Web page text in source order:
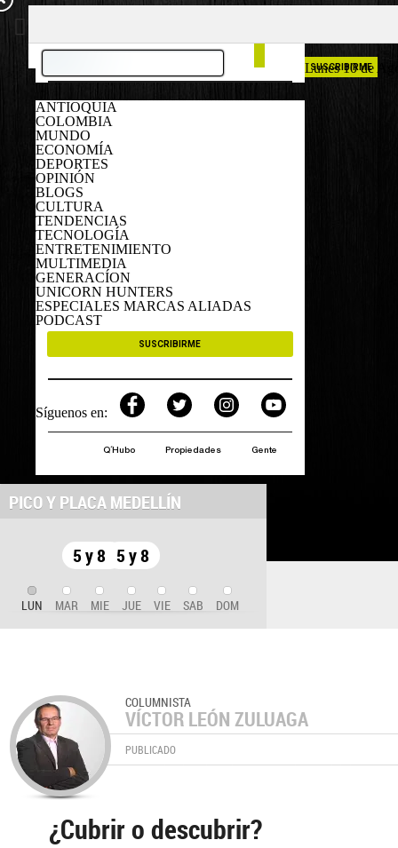
ANTIOQUIA
COLOMBIA
MUNDO
ECONOMÍA
DEPORTES
OPINIÓN
BLOGS
CULTURA
TENDENCIAS
TECNOLOGÍA
ENTRETENIMIENTO
MULTIMEDIA
GENERACÍON
UNICORN HUNTERS
ESPECIALES MARCAS ALIADAS
PODCAST
SUSCRIBIRME
Síguenos en:
Q´Hubo Propiedades Gente
Lunes 10 de
SUSCRIBIRME
PICO Y PLACA MEDELLÍN
5 y 8 5 y 8
LUN MAR MIE JUE VIE SAB DOM
COLUMNISTA
VÍCTOR LEÓN ZULUAGA
PUBLICADO
¿Cubrir o descubrir?